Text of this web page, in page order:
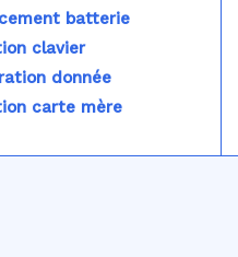
batterie
clavier
donnée
carte mère